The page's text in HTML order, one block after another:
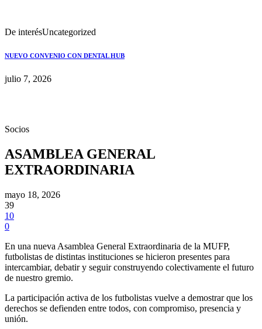
De interésUncategorized
NUEVO CONVENIO CON DENTAL HUB
julio 7, 2026
Socios
ASAMBLEA GENERAL
EXTRAORDINARIA
mayo 18, 2026
39
10
0
En una nueva Asamblea General Extraordinaria de la MUFP,
futbolistas de distintas instituciones se hicieron presentes para
intercambiar, debatir y seguir construyendo colectivamente el futuro
de nuestro gremio.
La participación activa de los futbolistas vuelve a demostrar que los
derechos se defienden entre todos, con compromiso, presencia y
unión.